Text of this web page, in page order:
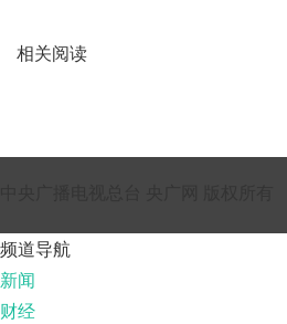
相关阅读
频道导航
新闻
财经